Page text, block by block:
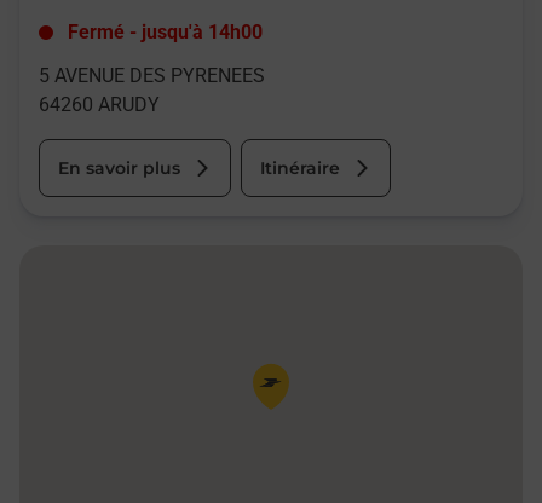
Fermé - jusqu'à 14h00
5 AVENUE DES PYRENEES
64260 ARUDY
En savoir plus Itinéraire
Pin de la carte